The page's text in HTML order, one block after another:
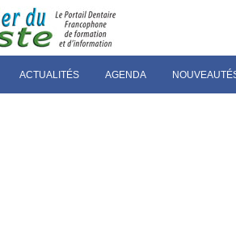
ACTUALITÉS AGENDA